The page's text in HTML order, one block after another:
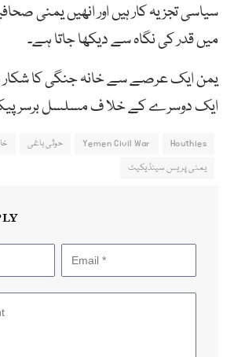
سیاسی تجزیہ کار ہیں اور انھیں یمنی
میں قدر کی نگاہ سے دیکھا جاتا ہے۔
یمن ایک عرصے سے خانہ جنگی کا شکار
ایک دوسرے کے خلا ف مسلسل
Houthies
Yemen Civil War حوثی باغی
یمنی پریس سینڈیکیٹ